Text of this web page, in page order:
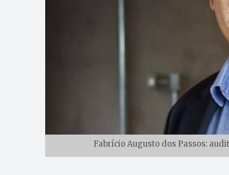
Fabrício Augusto dos Passos: